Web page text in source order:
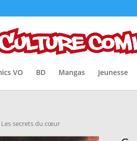
VO BD Mangas Jeunesse
Les secrets du cœur